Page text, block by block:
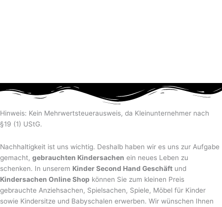
Hinweis: Kein Mehrwertsteuerausweis, da Kleinunternehmer nach
§19 (1) UStG.
Nachhaltigkeit ist uns wichtig. Deshalb haben wir es uns zur Aufgabe
gemacht, gebrauchten Kindersachen ein neues Leben zu
schenken. In unserem Kinder Second Hand Geschäft und
Kindersachen Online Shop können Sie zum kleinen Preis
gebrauchte Anziehsachen, Spiel­sachen, Spiele, Möbel für Kinder
sowie Kindersitze und Babyschalen erwerben. Wir wünschen Ihnen